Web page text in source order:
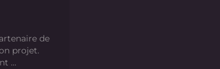
de
projet.
...